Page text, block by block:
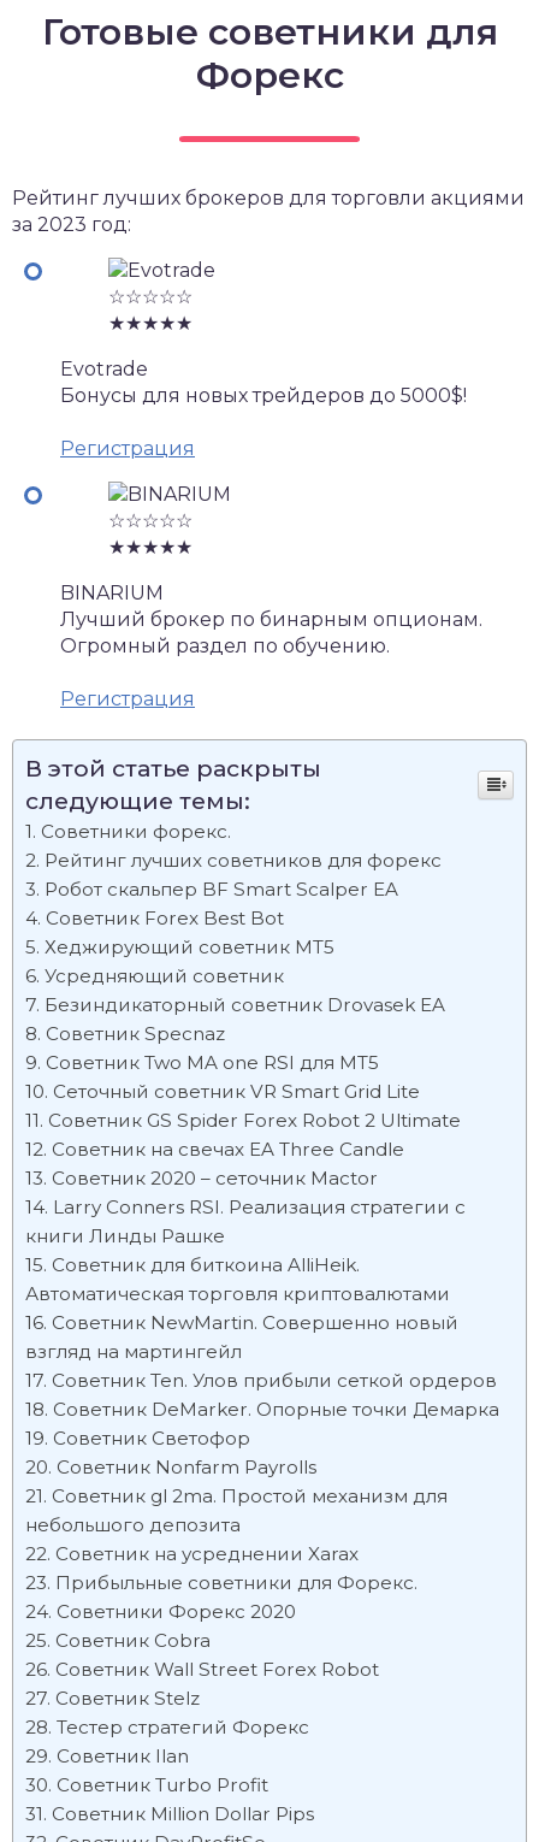
Готовые советники для
Форекс
Рейтинг лучших брокеров для торговли акциями
за 2023 год:
☆☆☆☆☆
★★★★★
Evotrade
Бонусы для новых трейдеров до 5000$!
Регистрация
☆☆☆☆☆
★★★★★
BINARIUM
Лучший брокер по бинарным опционам.
Огромный раздел по обучению.
Регистрация
В этой статье раскрыты
следующие темы:
Советники форекс.
Рейтинг лучших советников для форекс
Робот скальпер BF Smart Scalper EA
Советник Forex Best Bot
Хеджирующий советник МТ5
Усредняющий советник
Безиндикаторный советник Drovasek EA
Советник Specnaz
Советник Two MA one RSI для МТ5
Сеточный советник VR Smart Grid Lite
Советник GS Spider Forex Robot 2 Ultimate
Советник на свечах EA Three Candle
Советник 2020 – сеточник Mactor
Larry Conners RSI. Реализация стратегии с
книги Линды Рашке
Советник для биткоина AlliHeik.
Автоматическая торговля криптовалютами
Советник NewMartin. Совершенно новый
взгляд на мартингейл
Советник Ten. Улов прибыли сеткой ордеров
Советник DeMarker. Опорные точки Демарка
Советник Светофор
Советник Nonfarm Payrolls
Советник gl 2ma. Простой механизм для
небольшого депозита
Советник на усреднении Xarax
Прибыльные советники для Форекс.
Советники Форекс 2020
Советник Cobra
Советник Wall Street Forex Robot
Советник Stelz
Тестер стратегий Форекс
Советник Ilan
Советник Turbo Profit
Советник Million Dollar Pips